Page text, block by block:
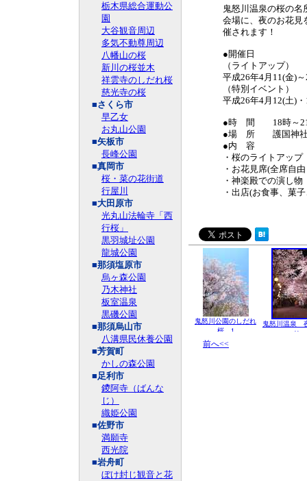
栃木県総合運動公
園
大谷観音周辺
多気不動尊周辺
八幡山の桜
新川の桜並木
祥雲寺のしだれ桜
慈光寺の桜
■さくら市
早乙女
お丸山公園
■矢板市
長峰公園
■真岡市
桜・菜の花街道
行屋川
■大田原市
光丸山法輪寺「西
行桜」
黒羽城址公園
龍城公園
■那須塩原市
烏ヶ森公園
乃木神社
板室温泉
黒磯公園
■那須烏山市
八溝県民休養公園
■芳賀町
かしの森公園
■足利市
鑁阿寺（ばんな
じ）
織姫公園
■佐野市
満願寺
西光院
■岩舟町
ぼけ封じ観音と花
鬼怒川温泉の桜の
会場に、夜のお花見
催されます！
●開催日
（ライトアップ）
平成26年4月11(金)
（特別イベント）
平成26年4月12(土)
●時 間 18時～21
●場 所 護国神社
●内 容
・桜のライトアップ
・お花見席(全席自
・神楽殿での演し物
・出店(お食事、菓
鬼怒川公園のしだれ
桜 1
鬼怒川温泉
り
前へ<<